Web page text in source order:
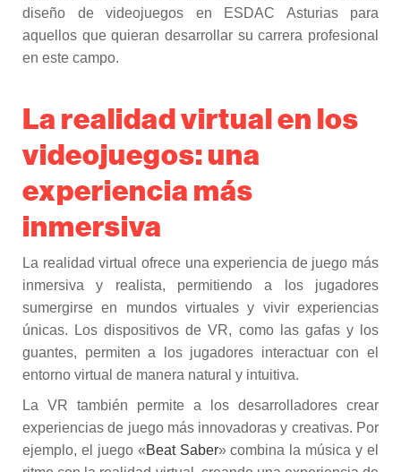
diseño de videojuegos en ESDAC Asturias para
aquellos que quieran desarrollar su carrera profesional
en este campo.
La realidad virtual en los
videojuegos: una
experiencia más
inmersiva
La realidad virtual ofrece una experiencia de juego más
inmersiva y realista, permitiendo a los jugadores
sumergirse en mundos virtuales y vivir experiencias
únicas. Los dispositivos de VR, como las gafas y los
guantes, permiten a los jugadores interactuar con el
entorno virtual de manera natural y intuitiva.
La VR también permite a los desarrolladores crear
experiencias de juego más innovadoras y creativas. Por
ejemplo, el juego «Beat Saber» combina la música y el